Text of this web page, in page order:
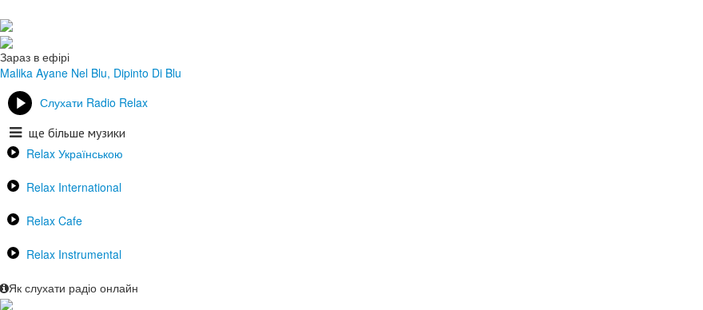
Зараз в ефірі
Malika Ayane Nel Blu, Dipinto Di Blu
Слухати Radio Relax
ще більше музики
Relax Українською
Relax International
Relax Cafe
Relax Instrumental
Як слухати радіо онлайн